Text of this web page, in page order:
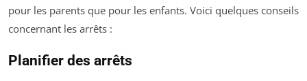
pour les parents que pour les enfants. Voici quelques conseils
concernant les arrêts :
Planifier des arrêts